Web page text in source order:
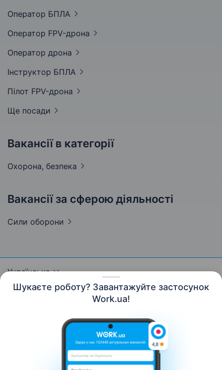
Шукаєте роботу? Завантажуйте застосунок
Work.ua!
Оператор БПЛА
Оператор FPV-дрона
Оператор дрона
Інструктор БПЛА
Пілот FPV-дрона
Ще посади
Вакансії в категорії
Охорона, безпека
Вакансії за сферою діяльності
Сили оборони
Українська
Контакти Про нас
Кар’єра